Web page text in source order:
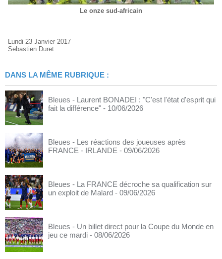
Le onze sud-africain
Lundi 23 Janvier 2017
Sebastien Duret
DANS LA MÊME RUBRIQUE :
Bleues - Laurent BONADEI : "C'est l'état d'esprit qui
fait la différence" - 10/06/2026
Bleues - Les réactions des joueuses après
FRANCE - IRLANDE - 09/06/2026
Bleues - La FRANCE décroche sa qualification sur
un exploit de Malard - 09/06/2026
Bleues - Un billet direct pour la Coupe du Monde en
jeu ce mardi - 08/06/2026